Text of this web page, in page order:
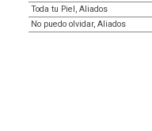
Toda tu Piel, Aliados
No puedo olvidar, Aliados